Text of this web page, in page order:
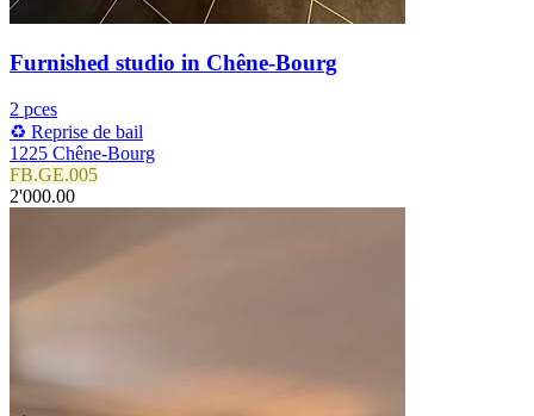
Furnished studio in Chêne-Bourg
2 pces
♻️ Reprise de bail
1225 Chêne-Bourg
FB.GE.005
2'000.00